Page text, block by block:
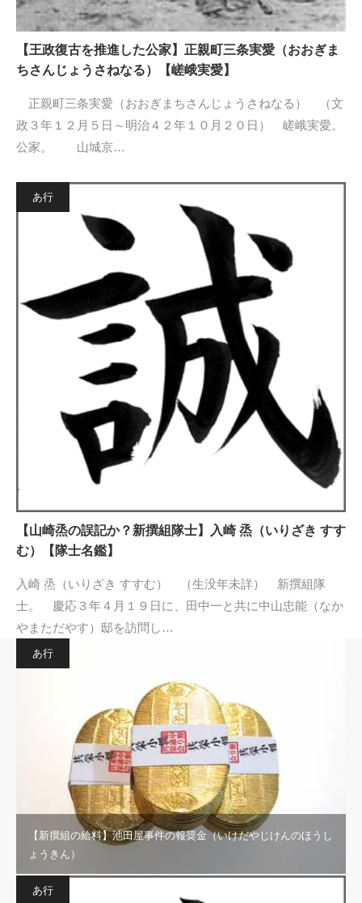
【王政復古を推進した公家】正親町三条実愛（おおぎま
ちさんじょうさねなる）【嵯峨実愛】
正親町三条実愛（おおぎまちさんじょうさねなる） （文
政３年１２月５日～明治４２年１０月２０日） 嵯峨実愛。
公家。 山城京…
あ行
【山崎烝の誤記か？新撰組隊士】入崎 烝（いりざき すす
む）【隊士名鑑】
入崎 烝（いりざき すすむ） （生没年未詳） 新撰組隊
士。 慶応３年４月１９日に、田中一と共に中山忠能（なか
やまただやす）邸を訪問し…
あ行
【新撰組の給料】池田屋事件の報奨金（いけだやじけんのほうし
ょうきん）
あ行